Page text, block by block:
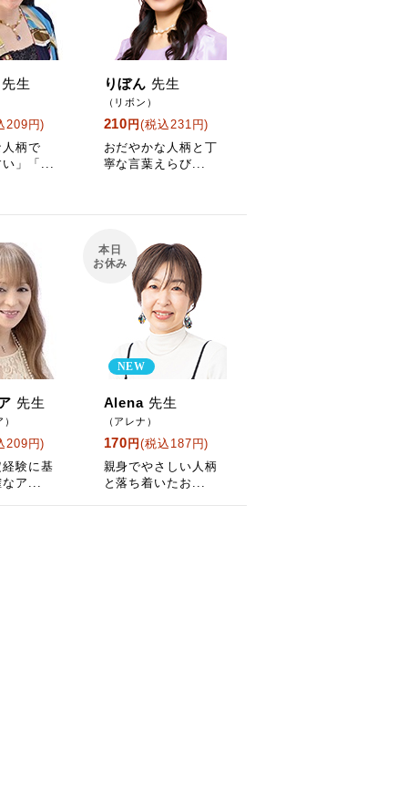
生
209円)
柄で
い」「...
りぼん 先生
（リボン）
210 円(税込231円)
おだやかな人柄と丁
寧な言葉えらび...
先生
209円)
験に基
なア...
NEW
Alena 先生
（アレナ）
本日
お休み
170 円(税込187円)
親身でやさしい人柄
と落ち着いたお...